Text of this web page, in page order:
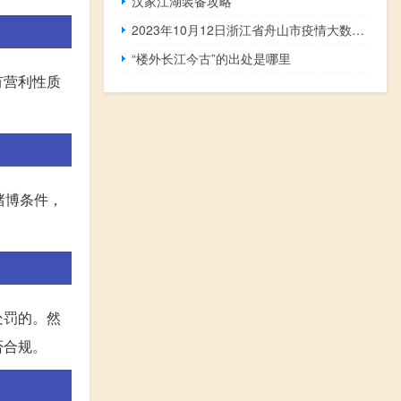
利性质
条件，
的。然
规。
2023年10月12日浙江省舟山市疫情大数据-今日/今天疫情全网搜索最新实时消息动态情况通知播报
“楼外长江今古”的出处是哪里